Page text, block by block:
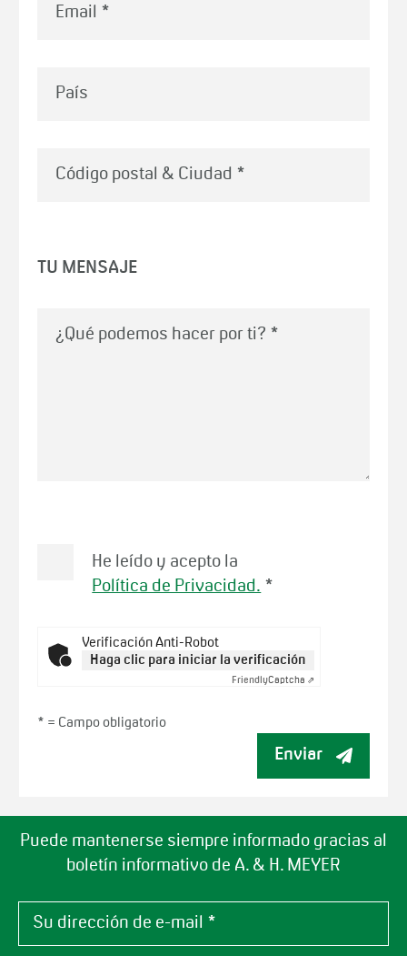
Email *
País
Código postal & Ciudad *
TU MENSAJE
¿Qué podemos hacer por ti? *
He leído y acepto la
Política de Privacidad. *
Verificación Anti-Robot
Haga clic para iniciar la verificación
FriendlyCaptcha ⇗
* = Campo obligatorio
Enviar
Puede mantenerse siempre informado gracias al
boletín informativo de A. & H. MEYER